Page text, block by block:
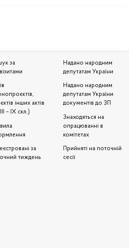
за
інших актів
– IX скл.)
за
тиждень
Надано народним
депутатам України
Надано народним
депутатам України
документів до ЗП
Знаходяться на
опрацюванні в
комітетах
Прийняті на поточній
сесії